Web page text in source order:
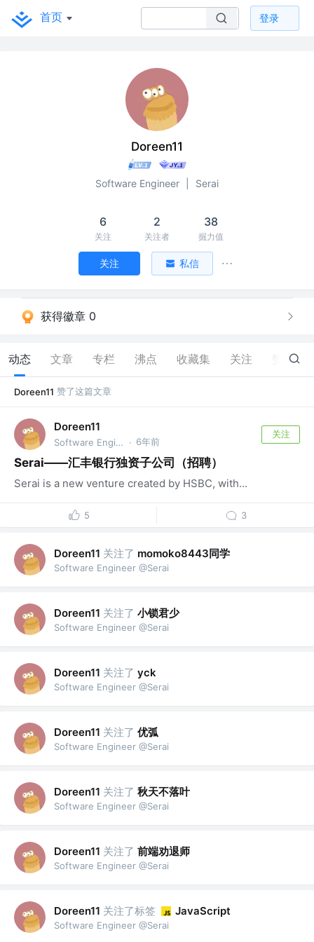
首页 登录
Doreen11
Software Engineer Serai
6
关注
2
关注者
38
掘力值
关注 私信
获得徽章 0
动态 文章 专栏 沸点 收藏集 关注 1
Doreen11 赞了这篇文章
Doreen11
Software Engineer @Serai · 6年前
关注
Serai——汇丰银行独资子公司（招聘）
Serai is a new venture created by HSBC, with...
5 3
Doreen11 关注了 momoko8443同学
Software Engineer @Serai
Doreen11 关注了 小锁君少
Software Engineer @Serai
Doreen11 关注了 yck
Software Engineer @Serai
Doreen11 关注了 优弧
Software Engineer @Serai
Doreen11 关注了 秋天不落叶
Software Engineer @Serai
Doreen11 关注了 前端劝退师
Software Engineer @Serai
Doreen11 关注了标签 JavaScript
Software Engineer @Serai